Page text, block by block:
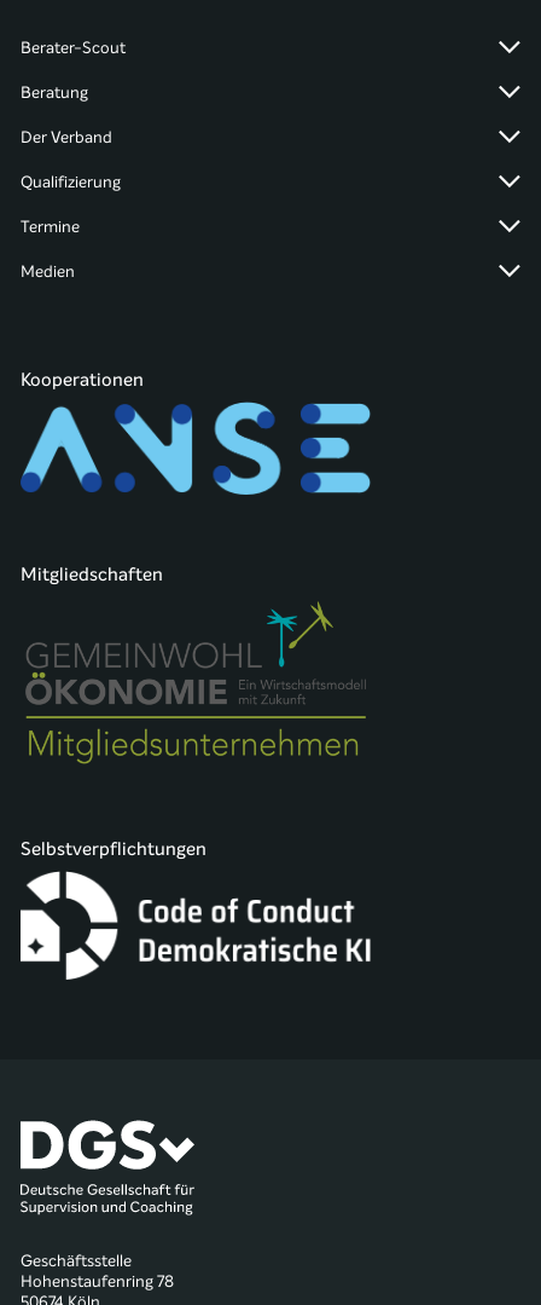
Berater-Scout
Beratung
Der Verband
Qualifizierung
Termine
Medien
Kooperationen
Mitgliedschaften
Selbstverpflichtungen
Geschäftsstelle
Hohenstaufenring 78